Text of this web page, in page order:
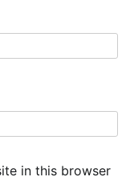
in this browser